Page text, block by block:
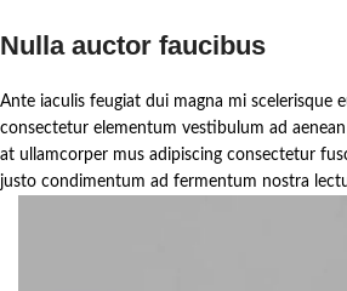
Nulla auctor faucibus
Ante iaculis feugiat dui magna mi scelerisque
consectetur elementum vestibulum ad
at ullamcorper mus adipiscing consectetur
justo condimentum ad fermentum nostra